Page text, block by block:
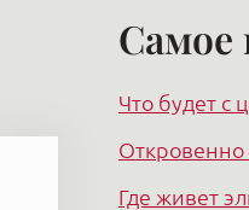
Самое
Что будет с
Откровенно
Где живет